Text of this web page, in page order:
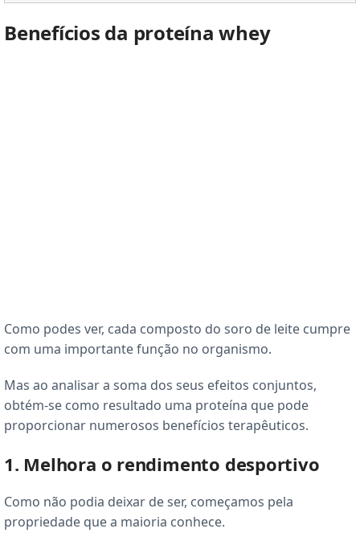
Benefícios da proteína whey
Como podes ver, cada composto do soro de leite cumpre
com uma importante função no organismo.
Mas ao analisar a soma dos seus efeitos conjuntos,
obtém-se como resultado uma proteína que pode
proporcionar numerosos benefícios terapêuticos.
1. Melhora o rendimento desportivo
Como não podia deixar de ser, começamos pela
propriedade que a maioria conhece.